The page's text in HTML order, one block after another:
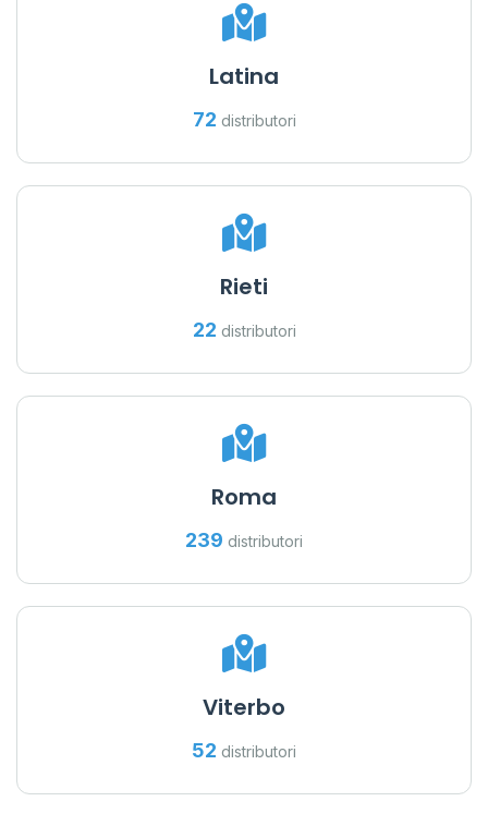
Latina
72 distributori
Rieti
22 distributori
Roma
239 distributori
Viterbo
52 distributori